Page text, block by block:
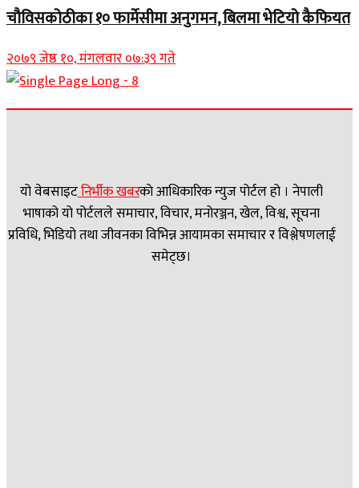
चौविसकोठीका १० फार्मेसीमा अनुगमन, बिलमा भेटियो कैफियत
२०७९ जेष्ठ १०, मंगलवार ०७:३९ गते
यो वेबसाइटनिर्भीक खबरकाे आधिकारिक न्युज पोर्टल हो । नेपाली
भाषाको यो पोर्टलले समाचार, विचार, मनोरञ्जन, खेल, विश्व, सूचना
प्रविधि, भिडियो तथा जीवनका विभिन्न आयामका समाचार र विश्लेषणलाई
समेट्छ।